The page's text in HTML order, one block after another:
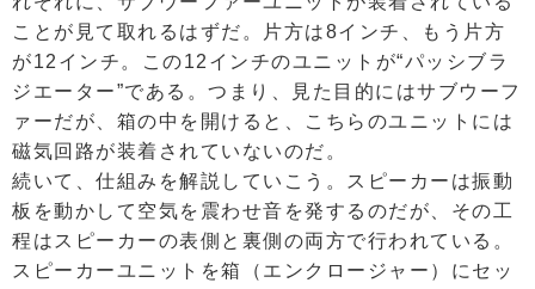
ことが見て取れるはずだ。片方は8インチ、もう片方
が12インチ。この12インチのユニットが“パッシブラ
ジエーター”である。つまり、見た目的にはサブウーフ
ァーだが、箱の中を開けると、こちらのユニットには
磁気回路が装着されていないのだ。
続いて、仕組みを解説していこう。スピーカーは振動
板を動かして空気を震わせ音を発するのだが、その工
程はスピーカーの表側と裏側の両方で行われている。
スピーカーユニットを箱（エンクロージャー）にセッ